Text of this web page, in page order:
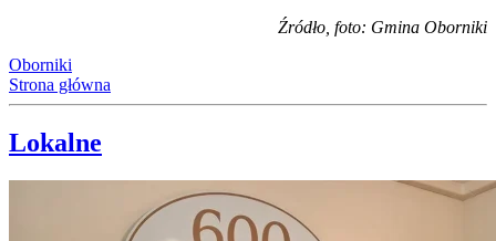
Źródło, foto: Gmina Oborniki
Oborniki
Strona główna
Lokalne